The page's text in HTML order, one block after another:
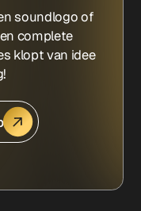
soundlogo of
complete
klopt van idee